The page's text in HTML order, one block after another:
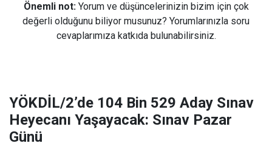
Önemli not: Yorum ve düşüncelerinizin bizim için çok
değerli olduğunu biliyor musunuz? Yorumlarınızla soru
cevaplarımıza katkıda bulunabilirsiniz.
YÖKDİL/2’de 104 Bin 529 Aday Sınav
Heyecanı Yaşayacak: Sınav Pazar
Günü